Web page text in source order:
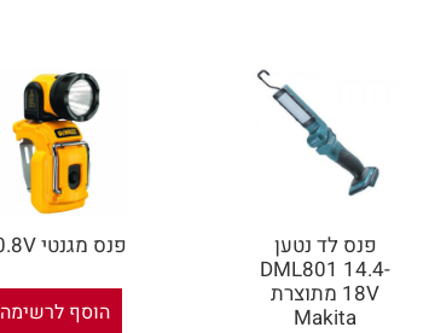
פנס לד נטען
DML801 14.4-
18V מתוצרת
Makita
פנס מגנטי 10.8V
הוסף לרשימה